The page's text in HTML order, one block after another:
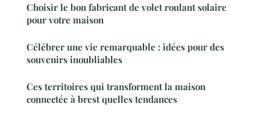
Choisir le bon fabricant de volet roulant solaire
pour votre maison
Célébrer une vie remarquable : idées pour des
souvenirs inoubliables
Ces territoires qui transforment la maison
connectée à brest quelles tendances